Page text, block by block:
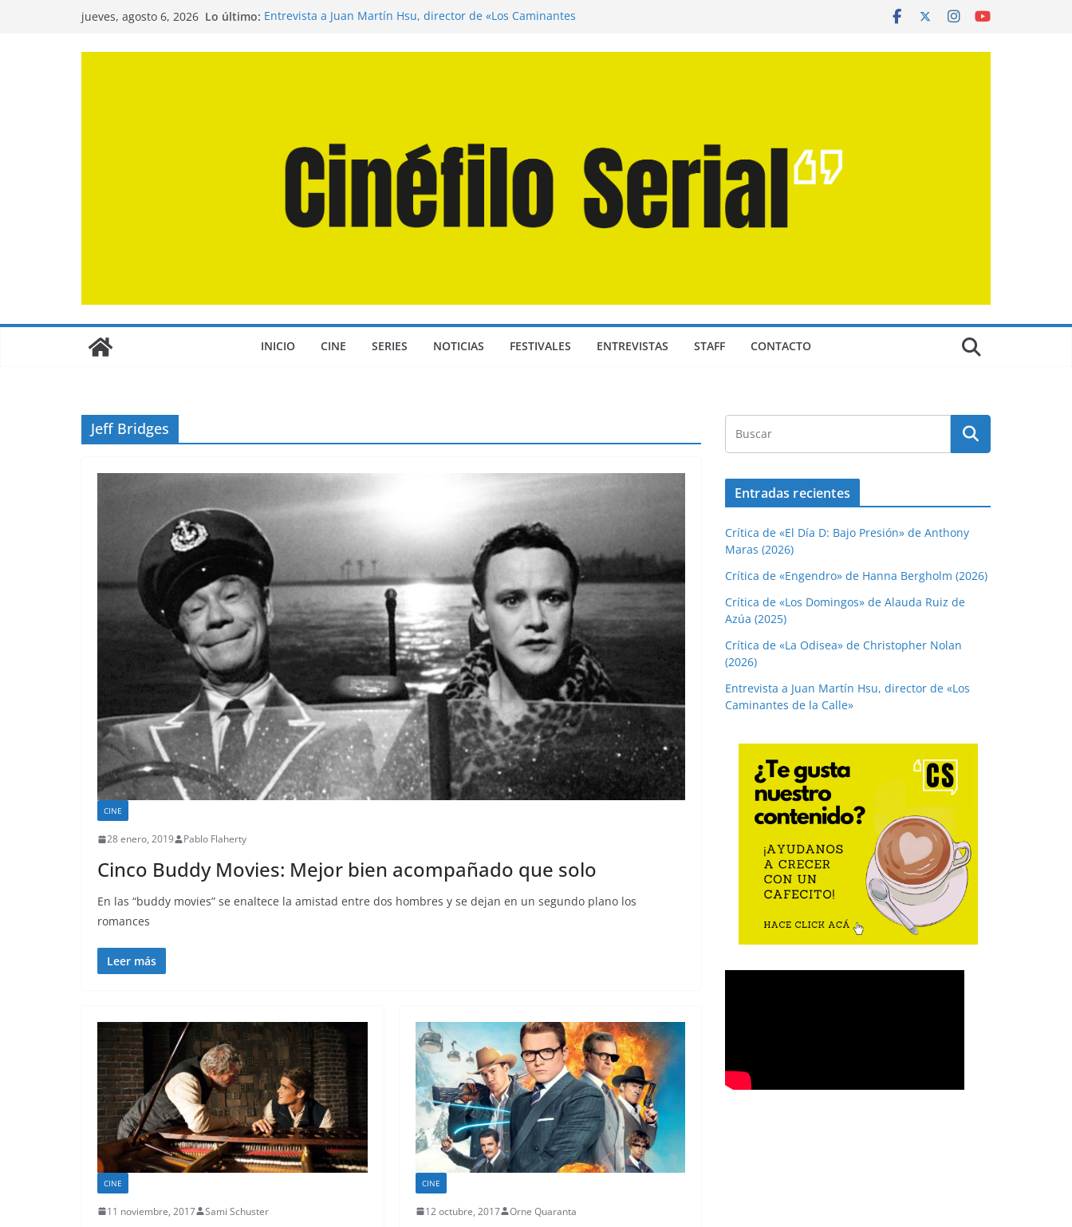
jueves, agosto 6, 2026 Lo último: Entrevista a Juan Martín Hsu, director de «Los Caminantes
INICIO CINE SERIES NOTICIAS FESTIVALES ENTREVISTAS STAFF CONTACTO
Jeff Bridges
CINE
28 enero, 2019 Pablo Flaherty
Cinco Buddy Movies: Mejor bien acompañado que solo
En las “buddy movies” se enaltece la amistad entre dos hombres y se dejan en un segundo plano los
romances
Leer más
CINE
11 noviembre, 2017 Sami Schuster
CINE
12 octubre, 2017 Orne Quaranta
Entradas recientes
Crítica de «El Día D: Bajo Presión» de Anthony
Maras (2026)
Crítica de «Engendro» de Hanna Bergholm (2026)
Crítica de «Los Domingos» de Alauda Ruiz de
Azúa (2025)
Crítica de «La Odisea» de Christopher Nolan
(2026)
Entrevista a Juan Martín Hsu, director de «Los
Caminantes de la Calle»